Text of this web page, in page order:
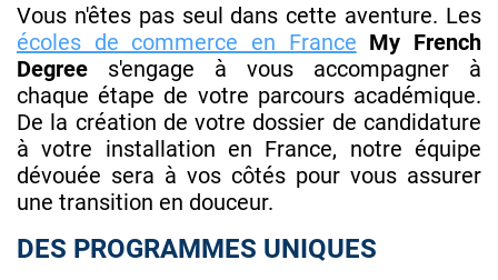
Vous n'êtes pas seul dans cette aventure. Les
écoles de commerce en France My French
Degree s'engage à vous accompagner à
chaque étape de votre parcours académique.
De la création de votre dossier de candidature
à votre installation en France, notre équipe
dévouée sera à vos côtés pour vous assurer
une transition en douceur.
DES PROGRAMMES UNIQUES